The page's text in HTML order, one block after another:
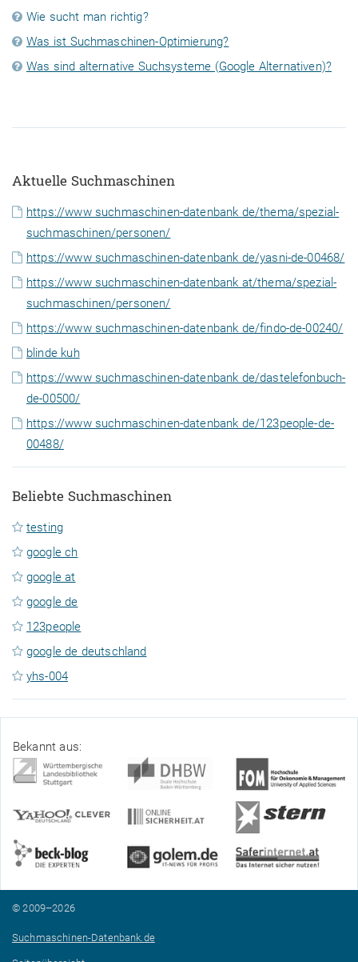
Wie sucht man richtig?
Was ist Suchmaschinen-Optimierung?
Was sind alternative Suchsysteme (Google Alternativen)?
Aktuelle Suchmaschinen
https://www suchmaschinen-datenbank de/thema/spezial-
suchmaschinen/personen/
https://www suchmaschinen-datenbank de/yasni-de-00468/
https://www suchmaschinen-datenbank at/thema/spezial-
suchmaschinen/personen/
https://www suchmaschinen-datenbank de/findo-de-00240/
blinde kuh
https://www suchmaschinen-datenbank de/dastelefonbuch-
de-00500/
https://www suchmaschinen-datenbank de/123people-de-
00488/
Beliebte Suchmaschinen
testing
google ch
google at
google de
123people
google de deutschland
yhs-004
Bekannt aus:
© 2009–2026
Suchmaschinen-Datenbank.de